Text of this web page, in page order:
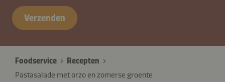
B2B-
26615-
Verzenden
Foodservice
Recepten
Pastasalade met orzo en zomerse groente